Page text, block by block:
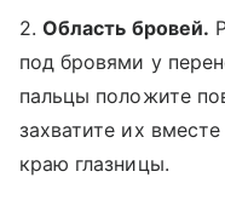
2.Область бровей.
под бровями у
пальцы положите
захватите их
краю глазницы.